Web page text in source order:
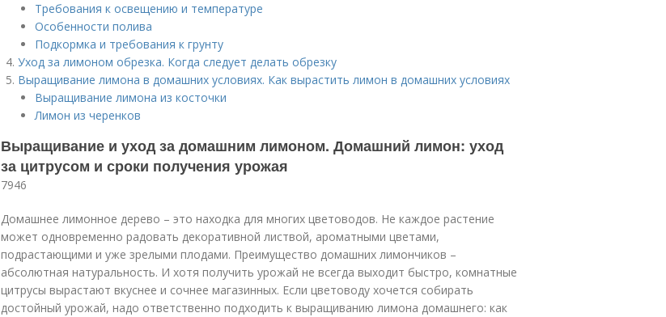
Требования к освещению и температуре
Особенности полива
Подкормка и требования к грунту
Уход за лимоном обрезка. Когда следует делать обрезку
Выращивание лимона в домашних условиях. Как вырастить лимон в домашних условиях
Выращивание лимона из косточки
Лимон из черенков
Выращивание и уход за домашним лимоном. Домашний лимон: уход
за цитрусом и сроки получения урожая
7946
Домашнее лимонное дерево – это находка для многих цветоводов. Не каждое растение
может одновременно радовать декоративной листвой, ароматными цветами,
подрастающими и уже зрелыми плодами. Преимущество домашних лимончиков –
абсолютная натуральность. И хотя получить урожай не всегда выходит быстро, комнатные
цитрусы вырастают вкуснее и сочнее магазинных. Если цветоводу хочется собирать
достойный урожай, надо ответственно подходить к выращиванию лимона домашнего: как